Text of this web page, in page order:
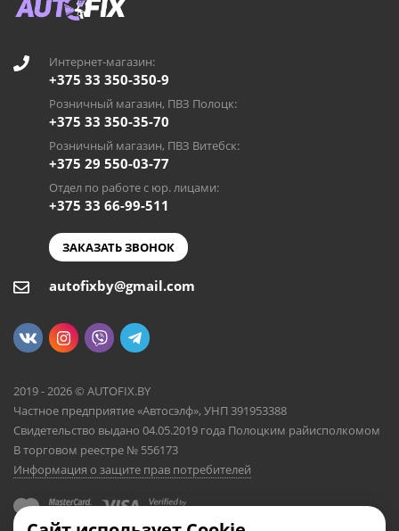
Интернет-магазин:
+375 33 350-350-9
Розничный магазин, ПВЗ Полоцк:
+375 33 350-35-70
Розничный магазин, ПВЗ Витебск:
+375 29 550-03-77
Отдел по работе с юр. лицами:
+375 33 66-99-511
ЗАКАЗАТЬ ЗВОНОК
autofixby@gmail.com
2019 - 2026 © AUTOFIX.BY
Частное предприятие «Автосэлф», УНП 391953388
Свидетельство выдано 04.05.2019 года Полоцким райисполкомом
В торговом реестре № 556173
Информация о защите прав потребителей